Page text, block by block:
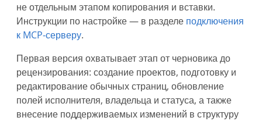
не отдельным этапом копирования и вставки.
Инструкции по настройке — в разделе подключения
к MCP-серверу.
Первая версия охватывает этап от черновика до
рецензирования: создание проектов, подготовку и
редактирование обычных страниц, обновление
полей исполнителя, владельца и статуса, а также
внесение поддерживаемых изменений в структуру